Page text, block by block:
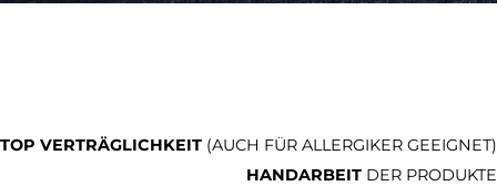
TOP VERTRÄGLICHKEIT (AUCH FÜR ALLERGIKER GEEIGNET)
HANDARBEIT DER PRODUKTE